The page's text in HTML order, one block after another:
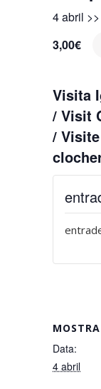
4 abril
3,00€
Visita
/ Visit
/
Data:
4 abril